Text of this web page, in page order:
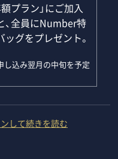
プラン」にご加入
、全員にNumber特
ッグをプレゼント。
込み翌月の中旬を予定
して続きを読む